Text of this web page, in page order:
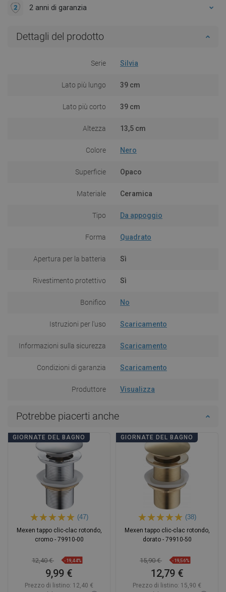
2 anni di garanzia
Dettagli del prodotto
Serie Silvia
Lato più lungo 39 cm
Lato più corto 39 cm
Altezza 13,5 cm
Colore Nero
Superficie Opaco
Materiale Ceramica
Tipo Da appoggio
Forma Quadrato
Apertura per la batteria Sì
Rivestimento protettivo Sì
Bonifico No
Istruzioni per l'uso Scaricamento
Informazioni sulla sicurezza Scaricamento
Condizioni di garanzia Scaricamento
Produttore Visualizza
Potrebbe piacerti anche
GIORNATE DEL BAGNO
(47)
Mexen tappo clic-clac rotondo,
cromo - 79910-00
12,40 € -19,44%
9,99 €
Prezzo di listino: 12,40 €
GIORNATE DEL BAGNO
(38)
Mexen tappo clic-clac rotondo,
dorato - 79910-50
15,90 € -19,56%
12,79 €
Prezzo di listino: 15,90 €